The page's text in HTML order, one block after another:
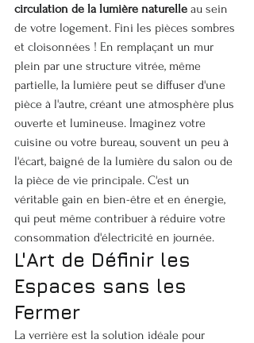
circulation de la lumière naturelle au sein
de votre logement. Fini les pièces sombres
et cloisonnées ! En remplaçant un mur
plein par une structure vitrée, même
partielle, la lumière peut se diffuser d'une
pièce à l'autre, créant une atmosphère plus
ouverte et lumineuse. Imaginez votre
cuisine ou votre bureau, souvent un peu à
l'écart, baigné de la lumière du salon ou de
la pièce de vie principale. C'est un
véritable gain en bien-être et en énergie,
qui peut même contribuer à réduire votre
consommation d'électricité en journée.
L'Art de Définir les
Espaces sans les
Fermer
La verrière est la solution idéale pour